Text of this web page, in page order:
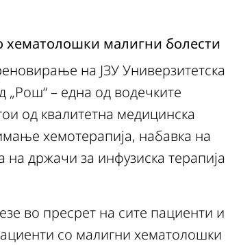
хематолошки малигни болести
на ЈЗУ Универзитетска
„Рош“ – една од водечките
од квалитетна медицинска
хемотерапија, набавка на
држачи за инфузиска терапија
во пресрет на сите пациенти и
со малигни хематолошки